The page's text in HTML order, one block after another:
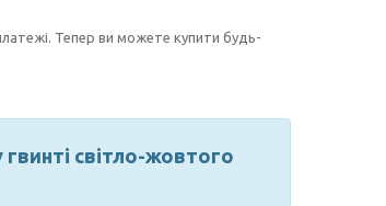
Тепер ви можете купити будь-
світло-жовтого